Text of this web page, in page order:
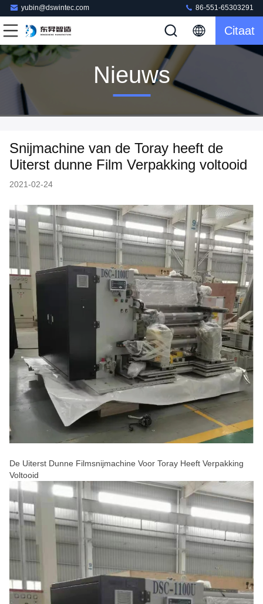
yubin@dswintec.com 86-551-65303291
Citaat
Nieuws
Snijmachine van de Toray heeft de
Uiterst dunne Film Verpakking voltooid
2021-02-24
De Uiterst Dunne Filmsnijmachine Voor Toray Heeft Verpakking
Voltooid